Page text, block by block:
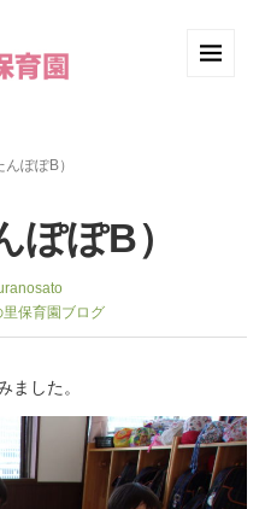
ぽぽB）
ぽぽB）
里保育園ブログ
ました。